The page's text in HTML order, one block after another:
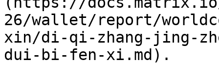
26/wallet/report/
xin/di-qi-zhang-jing-
dui-bi-fen-xi.md).